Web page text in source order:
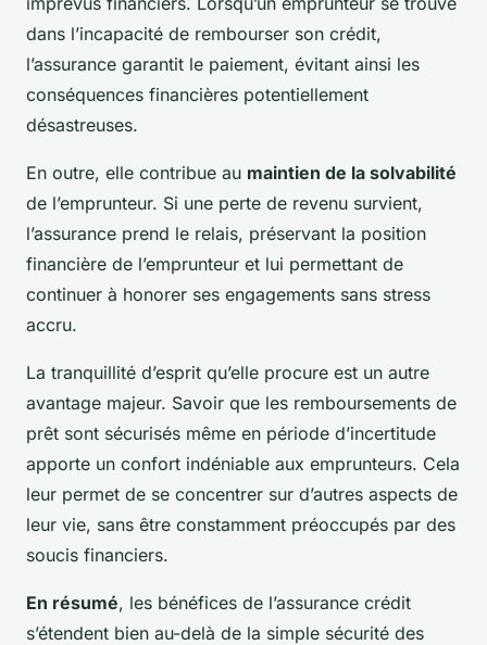
dans l’incapacité de rembourser son crédit,
l’assurance garantit le paiement, évitant ainsi les
conséquences financières potentiellement
désastreuses.
En outre, elle contribue au maintien de la solvabilité
de l’emprunteur. Si une perte de revenu survient,
l’assurance prend le relais, préservant la position
financière de l’emprunteur et lui permettant de
continuer à honorer ses engagements sans stress
accru.
La tranquillité d’esprit qu’elle procure est un autre
avantage majeur. Savoir que les remboursements de
prêt sont sécurisés même en période d’incertitude
apporte un confort indéniable aux emprunteurs. Cela
leur permet de se concentrer sur d’autres aspects de
leur vie, sans être constamment préoccupés par des
soucis financiers.
En résumé, les bénéfices de l’assurance crédit
s’étendent bien au-delà de la simple sécurité des